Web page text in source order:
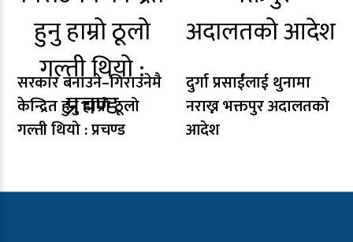
सरकार बनाउने–गिराउनेमै
केन्द्रित हुनु हाम्रो ठूलो
गल्ती थियो : प्रचण्ड
दुर्गा प्रसाईंलाई थुनामा
नराख्न भक्तपुर अदालतको
आदेश